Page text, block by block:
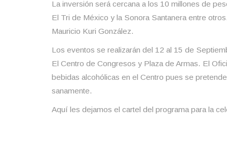
La inversión será cercana a los 10 millones de
El Tri de México y la Sonora Santanera entre
Mauricio Kuri González.
Los eventos se realizarán del 12 al 15 de
El Centro de Congresos y Plaza de Armas. El
bebidas alcohólicas en el Centro pues se
sanamente.
Aquí les dejamos el cartel del programa para la